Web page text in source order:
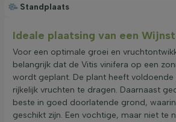
Standplaats
Ideale plaatsing van een
Voor een optimale groei en
belangrijk dat de Vitis vinifera op een
wordt geplant. De plant heeft
rijkelijk vruchten te dragen. Daarnaast
beste in goed doorlatende grond,
geschikt zijn. Een vochtige, maar niet te